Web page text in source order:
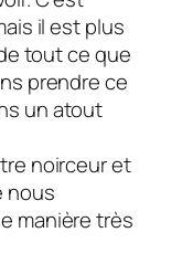
il est plus
tout ce que
prendre ce
un atout
noirceur et
nous
manière très